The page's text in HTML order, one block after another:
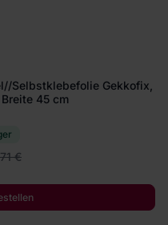
Selbstklebefolie Gekkofix,
45 cm
€